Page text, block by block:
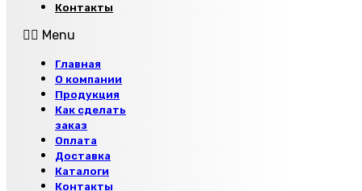
Контакты
Menu
Главная
О компании
Продукция
Как сделать
заказ
Оплата
Доставка
Каталоги
Контакты